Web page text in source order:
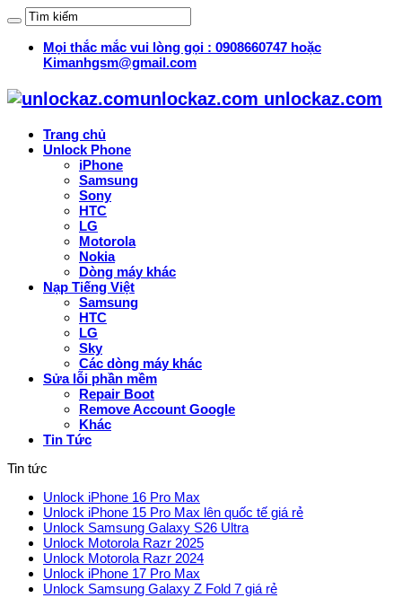
Mọi thắc mắc vui lòng gọi : 0908660747 hoặc
Kimanhgsm@gmail.com
unlockaz.com unlockaz.com
Trang chủ
Unlock Phone
iPhone
Samsung
Sony
HTC
LG
Motorola
Nokia
Dòng máy khác
Nạp Tiếng Việt
Samsung
HTC
LG
Sky
Các dòng máy khác
Sửa lỗi phần mềm
Repair Boot
Remove Account Google
Khác
Tin Tức
Tin tức
Unlock iPhone 16 Pro Max
Unlock iPhone 15 Pro Max lên quốc tế giá rẻ
Unlock Samsung Galaxy S26 Ultra
Unlock Motorola Razr 2025
Unlock Motorola Razr 2024
Unlock iPhone 17 Pro Max
Unlock Samsung Galaxy Z Fold 7 giá rẻ